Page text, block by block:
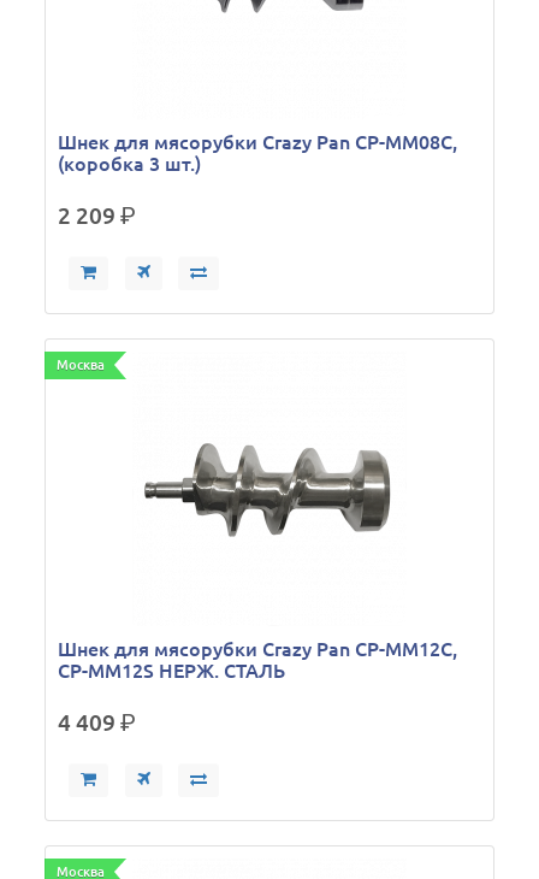
Шнек для мясорубки Crazy Pan CP-MM08С,
(коробка 3 шт.)
2 209р.
Москва
Шнек для мясорубки Crazy Pan CP-MM12C,
CP-MM12S НЕРЖ. СТАЛЬ
4 409р.
Москва